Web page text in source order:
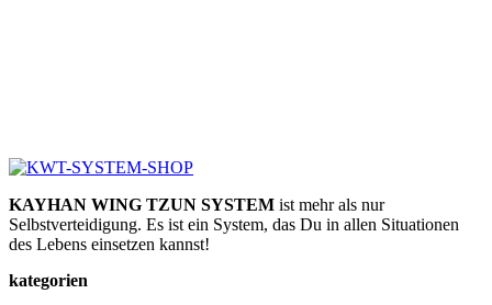
KAYHAN WING TZUN SYSTEM ist mehr als nur
Selbstverteidigung. Es ist ein System, das Du in allen Situationen
des Lebens einsetzen kannst!
kategorien